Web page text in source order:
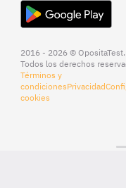
2016 - 2026 © OpositaTest.
Todos los derechos
Términos y
condicionesPrivacidad
cookies